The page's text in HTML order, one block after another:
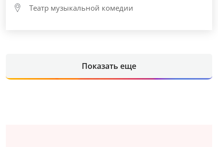
Театр музыкальной комедии
Показать еще